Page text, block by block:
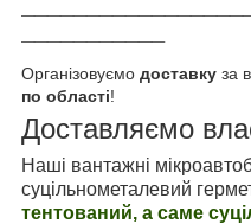
Організовуємо доставку за
по області!
Доставляємо
Наші вантажні
суцільнометалевий
тентований, а саме